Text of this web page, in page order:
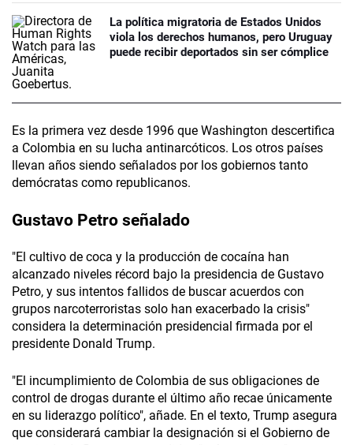
La política migratoria de Estados Unidos
viola los derechos humanos, pero Uruguay
puede recibir deportados sin ser cómplice
Es la primera vez desde 1996 que Washington descertifica
a Colombia en su lucha antinarcóticos. Los otros países
llevan años siendo señalados por los gobiernos tanto
demócratas como republicanos.
Gustavo Petro señalado
"El cultivo de coca y la producción de cocaína han
alcanzado niveles récord bajo la presidencia de Gustavo
Petro, y sus intentos fallidos de buscar acuerdos con
grupos narcoterroristas solo han exacerbado la crisis"
considera la determinación presidencial firmada por el
presidente Donald Trump.
"El incumplimiento de Colombia de sus obligaciones de
control de drogas durante el último año recae únicamente
en su liderazgo político", añade. En el texto, Trump asegura
que considerará cambiar la designación si el Gobierno de